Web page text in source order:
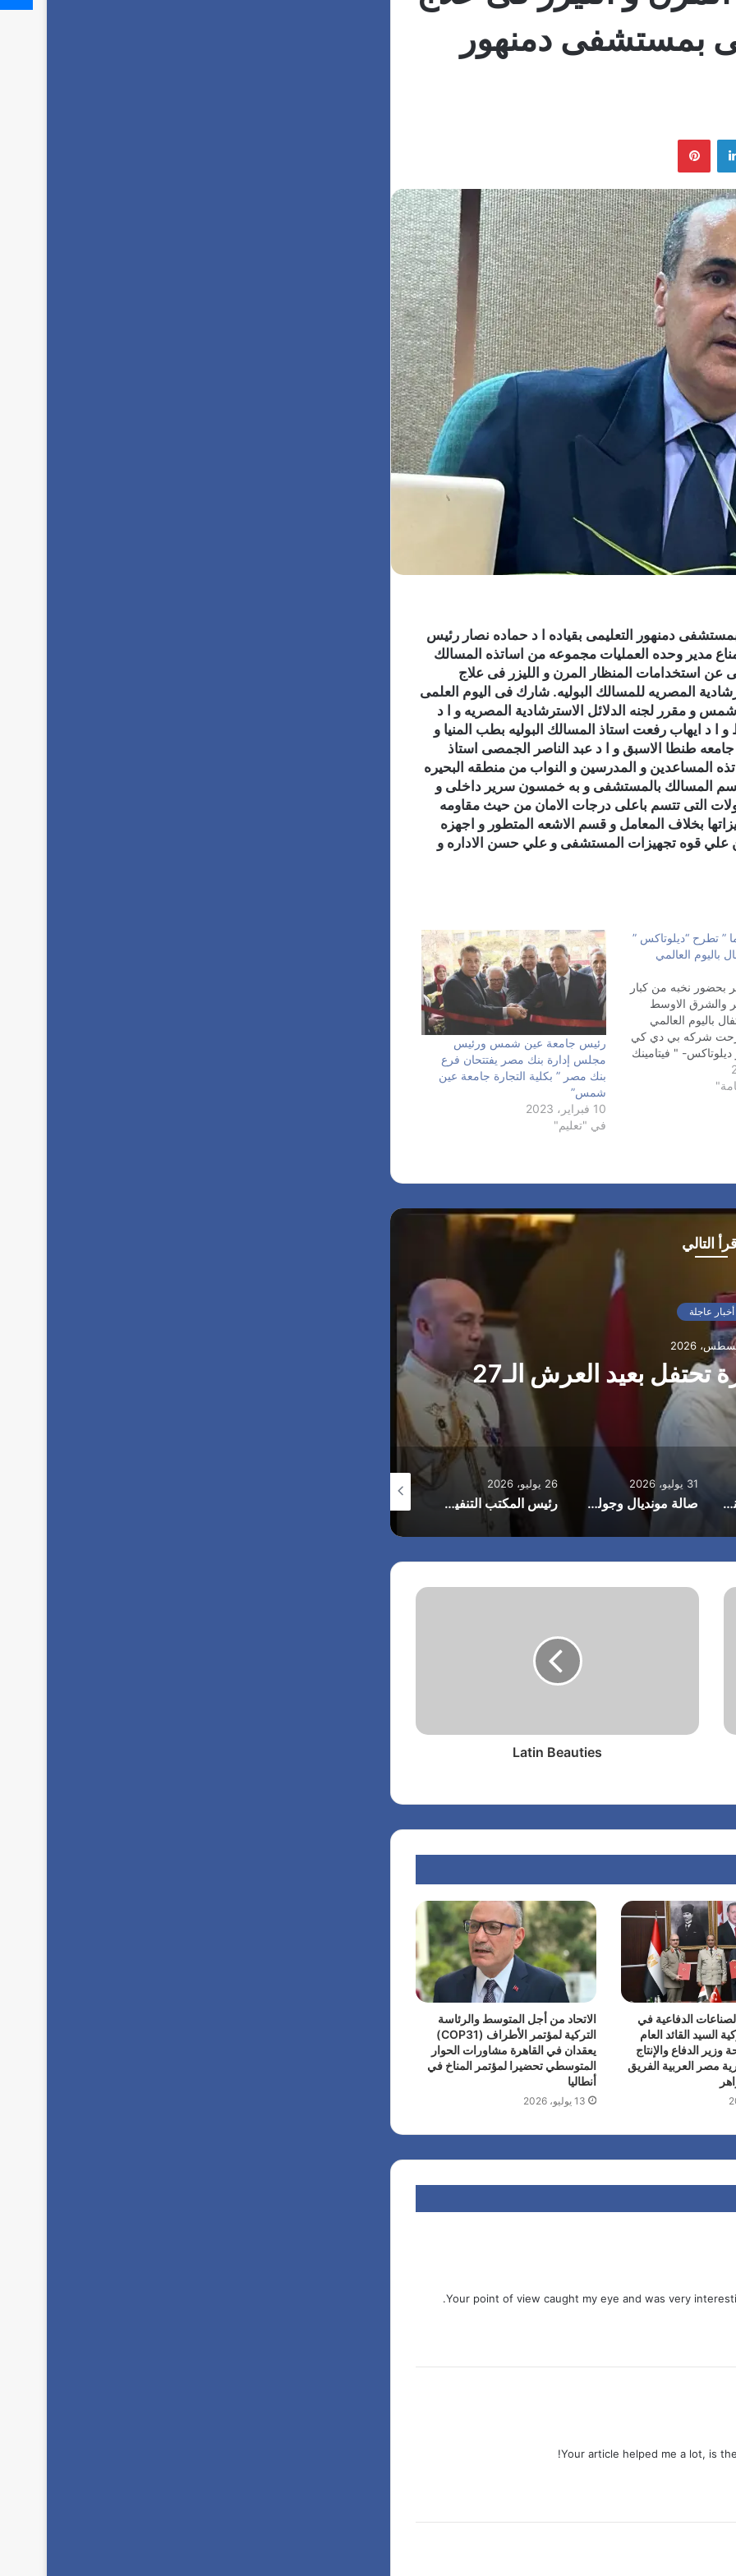
بمستشفى دمنهور
لينكدإن
قسم المسالك بمستشفى دمنهور التعليمى بقياده ا د حماده نصار رئيس
مدير وحده العمليات مجموعه من اساتذه المسالك
عن استخدامات المنظار المرن و الليزر فى علاج
المصريه للمسالك البوليه. شارك فى اليوم العلمى
و مقرر لجنه الدلائل الاسترشادية المصريه و ا د
د ايهاب رفعت استاذ المسالك البوليه بطب المنيا و
طنطا الاسبق و ا د عبد الناصر الجمصى استاذ
المساعدين و المدرسين و النواب من منطقه البحيره
المسالك بالمستشفى و به خمسون سرير داخلى و
التى تتسم باعلى درجات الامان من حيث مقاومه
بكل تجهيزاتها بخلاف المعامل و قسم الاشعه المتطور و اجهزه
علي قوه تجهيزات المستشفى و علي حسن الاداره و
” تطرح “ديلوتاكس ”
باليوم العالمي
نخبه من كبار
والشرق الاوسط
باليوم العالمي
شركه بي دي كي
" فيتامينك
المصري لعلاج نقص
د٣ ويأتي ذلك ضمن استرتيجية
رئيس جامعة عين شمس ورئيس
مجلس إدارة بنك مصر يفتتحان فرع
بنك مصر ” بكلية التجارة جامعة عين
شمس”
10 فبراير، 2023
في "تعليم"
التالي
أخبار عاجلة
بعيد العرش الـ27
الرئيس الأمريكي يهنئ الملك محمد السادس بمناسبة العيد الوطني للمغرب ويجدد تأكيد موقف بلاده الداعم لمغربية الصحراء
31 يوليو، 2026
صالة مونديال وجولي أكاديمي تستضيف وتكرم المونديالي .. الحكم الدولي كابتن/ امين عمر وذلك بعد تشريفه لمصر والوطن العربي وأفريقيا في مونديال كأس العالم 2026 بأمريكا
26 يوليو، 2026
رئيس المكتب التنفيذي للمجلس العربي للاختصاصات الصحية يبحث مع الأمين العام لجامعة الدول العربية تعزيز التعاون لتطوير النظم الصحية العربية بح
Latin Beauties
الدفاعية في
السيد القائد العام
وزير الدفاع والإنتاج
مصر العربية الفريق
الاتحاد من أجل المتوسط والرئاسة
التركية لمؤتمر الأطراف (COP31)
يعقدان في القاهرة مشاورات الحوار
المتوسطي تحضيرا لمؤتمر المناخ في
أنطاليا
13 يوليو، 2026
Your point of view caught my eye and was very
Your article helped me a lot, is